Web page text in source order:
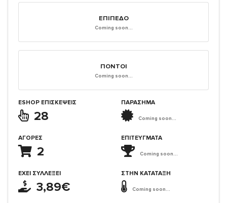
ΕΠΊΠΕΔΟ
Coming soon...
ΠΌΝΤΟΙ
Coming soon...
ESHOP ΕΠΙΣΚΈΨΕΙΣ
28
ΑΓΟΡΈΣ
2
ΈΧΕΙ ΣΥΛΛΈΞΕΙ
3,89€
ΠΑΡΑΣΗΜΑ
Coming soon...
ΕΠΙΤΕΎΓΜΑΤΑ
Coming soon...
ΣΤΗΝ ΚΑΤΆΤΑΞΗ
Coming soon...